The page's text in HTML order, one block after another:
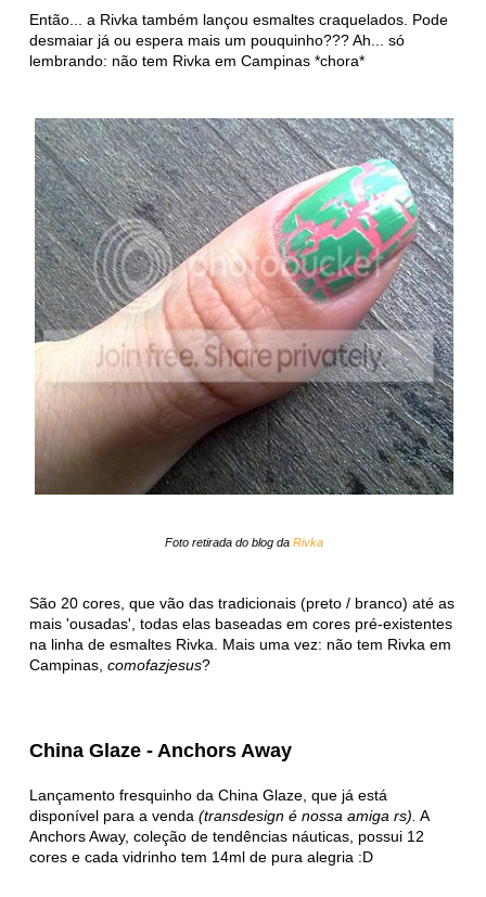
Então... a Rivka também lançou esmaltes craquelados. Pode
desmaiar já ou espera mais um pouquinho??? Ah... só
lembrando: não tem Rivka em Campinas *chora*
Foto retirada do blog da Rivka
São 20 cores, que vão das tradicionais (preto / branco) até as
mais 'ousadas', todas elas baseadas em cores pré-existentes
na linha de esmaltes Rivka. Mais uma vez: não tem Rivka em
Campinas,comofazjesus?
China Glaze - Anchors Away
Lançamento fresquinho da China Glaze, que já está
disponível para a venda(transdesign é nossa amiga rs). A
Anchors Away, coleção de tendências náuticas, possui 12
cores e cada vidrinho tem 14ml de pura alegria :D